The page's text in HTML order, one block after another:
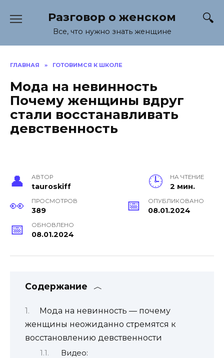
содержанию
Разговор о женском
Все, что нужно знать женщине
ГЛАВНАЯ » ГОТОВИМСЯ К ШКОЛЕ
Мода на невинность
Почему женщины вдруг
стали восстанавливать
девственность
АВТОР
tauroskiff
НА ЧТЕНИЕ
2 мин.
ПРОСМОТРОВ
389
ОПУБЛИКОВАНО
08.01.2024
ОБНОВЛЕНО
08.01.2024
Содержание
Мода на невинность — почему
женщины неожиданно стремятся к
восстановлению девственности
Видео: